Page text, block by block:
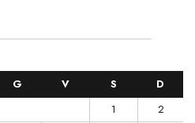
G V S
D
1
2